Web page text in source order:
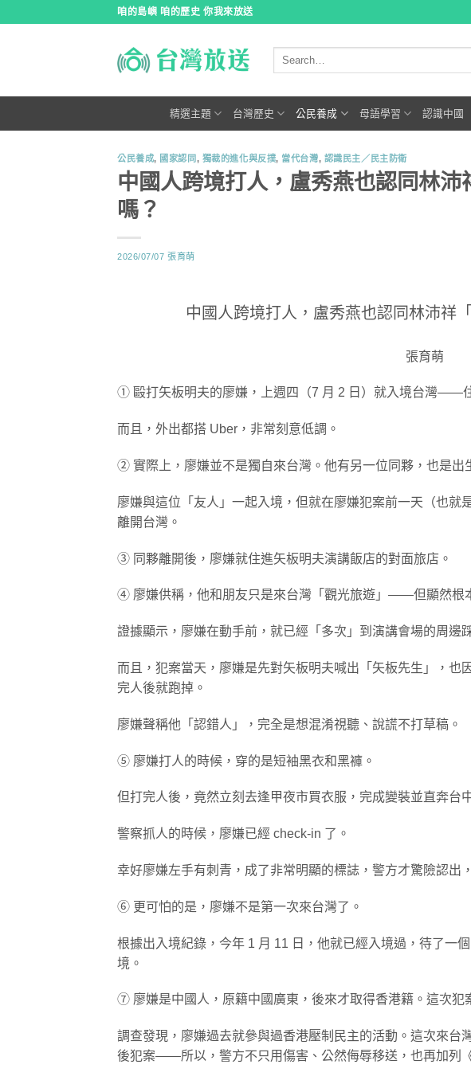
咱的島嶼 咱的歷史 你我來放送
精選主題 台灣歷史 公民養成 母語學習 認識中國
公民養成, 國家認同, 獨裁的進化與反撲, 當代台灣, 認識民主／民主防衛
中國人跨境打人，盧秀燕也認同林
嗎？
2026/07/07 張育萌
中國人跨境打人，盧秀燕也認同林沛祥
張育萌
① 毆打矢板明夫的廖嫌，上週四（7 月 2 日）就入境台灣——
而且，外出都搭 Uber，非常刻意低調。
② 實際上，廖嫌並不是獨自來台灣。他有另一位同夥，也是出
廖嫌與這位「友人」一起入境，但就在廖嫌犯案前一天（也就
離開台灣。
③ 同夥離開後，廖嫌就住進矢板明夫演講飯店的對面旅店。
④ 廖嫌供稱，他和朋友只是來台灣「觀光旅遊」——但顯然根
證據顯示，廖嫌在動手前，就已經「多次」到演講會場的周邊
而且，犯案當天，廖嫌是先對矢板明夫喊出「矢板先生」，也
完人後就跑掉。
廖嫌聲稱他「認錯人」，完全是想混淆視聽、說謊不打草稿。
⑤ 廖嫌打人的時候，穿的是短袖黑衣和黑褲。
但打完人後，竟然立刻去逢甲夜市買衣服，完成變裝並直奔台
警察抓人的時候，廖嫌已經 check-in 了。
幸好廖嫌左手有刺青，成了非常明顯的標誌，警方才驚險認出
⑥ 更可怕的是，廖嫌不是第一次來台灣了。
根據出入境紀錄，今年 1 月 11 日，他就已經入境過，待了一
境。
⑦ 廖嫌是中國人，原籍中國廣東，後來才取得香港籍。這次犯
調查發現，廖嫌過去就參與過香港壓制民主的活動。這次來台
後犯案——所以，警方不只用傷害、公然侮辱移送，也再加列